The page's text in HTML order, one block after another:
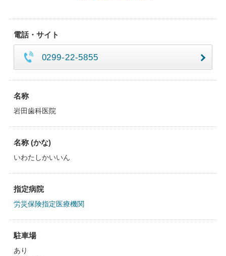
電話・サイト
0299-22-5855
名称
岩田歯科医院
名称 (かな)
いわたしかいいん
指定病院
労災保険指定医療機関
駐車場
あり